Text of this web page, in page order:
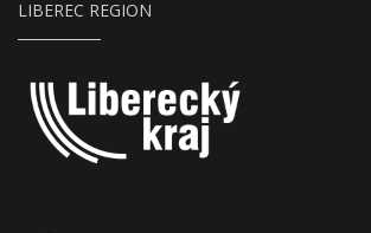
LIBEREC REGION